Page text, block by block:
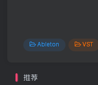
Ableton VST
推荐